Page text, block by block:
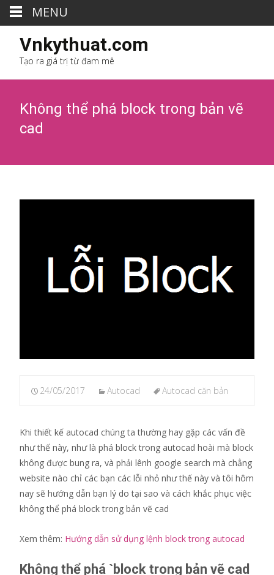
Vnkythuat.com
Tạo ra giá trị từ đam mê
Không thể phá block trong bản vẽ
cad
24/05/2017 Autocad Autocad căn bản
Khi thiết kế autocad chúng ta thường hay gặp các vấn đề
như thế này, như là phá block trong autocad hoài mà block
không được bung ra, và phải lênh google search mà chẳng
website nào chỉ các bạn các lỗi nhỏ như thế này và tôi hôm
nay sẽ hướng dẫn bạn lý do tại sao và cách khắc phục việc
không thể phá block trong bản vẽ cad
Xem thêm: Hướng dẫn sử dụng lệnh block trong autocad
Không thể phá `block trong bản vẽ cad
MENU